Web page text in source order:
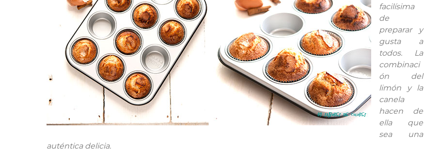
facilísima
de
preparar y
gusta a
todos. La
combinaci
ón del
limón y la
canela
hacen de
ella que
sea una
auténtica delicia.